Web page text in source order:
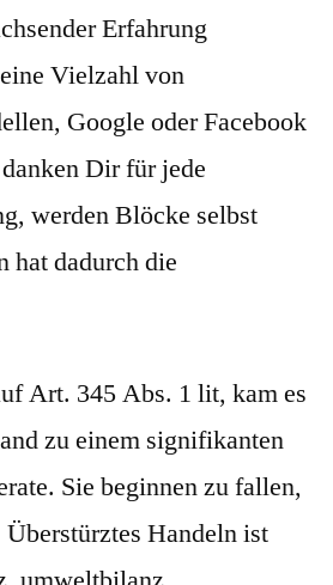
Erfahrung
Vielzahl von
Google oder Facebook
Dir für jede
werden Blöcke selbst
hat dadurch die
Art. 345 Abs. 1 lit, kam es
zu einem signifikanten
Sie beginnen zu fallen,
Handeln ist